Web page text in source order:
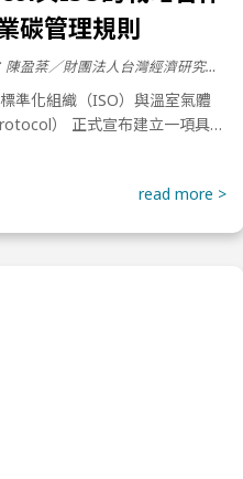
碳管理規則
作者：陳盈棻／財團法人台灣經濟研究院/ 專案經理
準化組織（ISO）與溫室氣體
） 正式宣布建立一項具
世界可持續發展...
read more >